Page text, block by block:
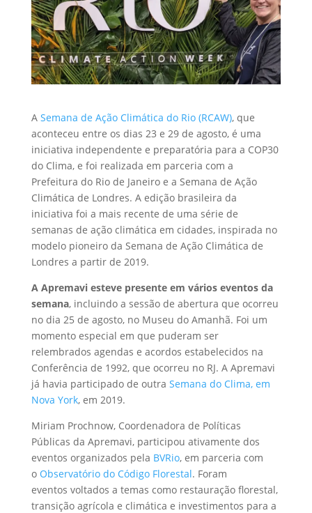
A Semana de Ação Climática do Rio (RCAW), que
aconteceu entre os dias 23 e 29 de agosto, é uma
iniciativa independente e preparatória para a COP30
do Clima, e foi realizada em parceria com a
Prefeitura do Rio de Janeiro e a Semana de Ação
Climática de Londres. A edição brasileira da
iniciativa foi a mais recente de uma série de
semanas de ação climática em cidades, inspirada no
modelo pioneiro da Semana de Ação Climática de
Londres a partir de 2019.
A Apremavi esteve presente em vários eventos da
semana, incluindo a sessão de abertura que ocorreu
no dia 25 de agosto, no Museu do Amanhã. Foi um
momento especial em que puderam ser
relembrados agendas e acordos estabelecidos na
Conferência de 1992, que ocorreu no RJ. A Apremavi
já havia participado de outra Semana do Clima, em
Nova York, em 2019.
Miriam Prochnow, Coordenadora de Políticas
Públicas da Apremavi, participou ativamente dos
eventos organizados pela BVRio, em parceria com
o Observatório do Código Florestal. Foram
eventos voltados a temas como restauração florestal,
transição agrícola e climática e investimentos para a